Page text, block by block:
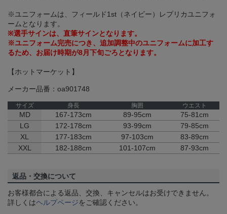
※ユニフォームは、フィールド1st（ネイビー）レプリカユニフォ
ームとなります。
※選手サインは、直筆サインとなります。
※ユニフォーム完売につき、追加調整中のユニフォームに加工す
るため、お届け時期が8月下旬ごろとなります。
【ホットマーケット】
メーカー品番：oa901748
サイズ 身長 胸囲 ウエスト
MD 167-173cm 89-95cm
75-81cm
LG
172-178cm 93-99cm
79-85cm
XL
177-183cm 97-103cm
83-89cm
XXL
182-188cm 101-107cm 87-93cm
返品・交換について
お客様都合による返品、交換、キャンセルはお受けできません。
詳しくはヘルプページをご確認ください。